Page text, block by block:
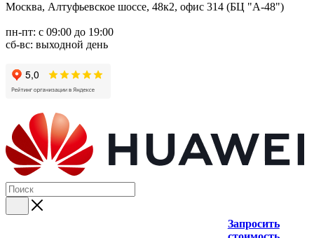
Москва, Алтуфьевское шоссе, 48к2, офис 314 (БЦ "А-48")
пн-пт: с 09:00 до 19:00
сб-вс: выходной день
Запросить